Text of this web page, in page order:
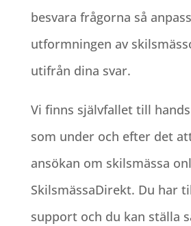
besvara frågorna så
utformningen av
utifrån dina svar.
Vi finns självfallet till
som under och efter det
ansökan om skilsmässa
SkilsmässaDirekt. Du har
support och du kan ställa